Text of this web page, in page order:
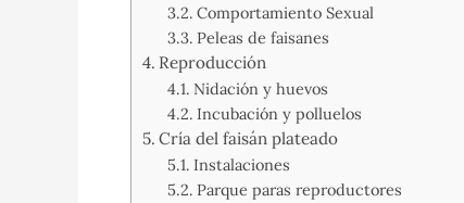
Comportamiento Sexual
Peleas de faisanes
Reproducción
Nidación y huevos
Incubación y polluelos
Cría del faisán plateado
Instalaciones
Parque paras reproductores